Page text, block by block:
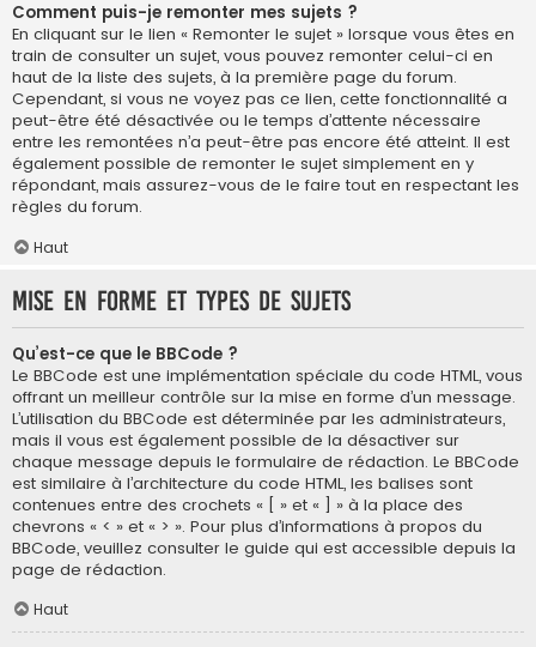
Comment puis-je remonter mes sujets ?
En cliquant sur le lien « Remonter le sujet » lorsque vous êtes en
train de consulter un sujet, vous pouvez remonter celui-ci en
haut de la liste des sujets, à la première page du forum.
Cependant, si vous ne voyez pas ce lien, cette fonctionnalité a
peut-être été désactivée ou le temps d’attente nécessaire
entre les remontées n’a peut-être pas encore été atteint. Il est
également possible de remonter le sujet simplement en y
répondant, mais assurez-vous de le faire tout en respectant les
règles du forum.
Haut
Mise en forme et types de sujets
Qu’est-ce que le BBCode ?
Le BBCode est une implémentation spéciale du code HTML, vous
offrant un meilleur contrôle sur la mise en forme d’un message.
L’utilisation du BBCode est déterminée par les administrateurs,
mais il vous est également possible de la désactiver sur
chaque message depuis le formulaire de rédaction. Le BBCode
est similaire à l’architecture du code HTML, les balises sont
contenues entre des crochets « [ » et « ] » à la place des
chevrons « < » et « > ». Pour plus d’informations à propos du
BBCode, veuillez consulter le guide qui est accessible depuis la
page de rédaction.
Haut